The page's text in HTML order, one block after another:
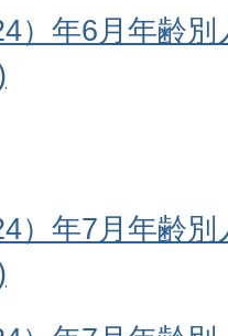
）年6月年齢
）年7月年齢